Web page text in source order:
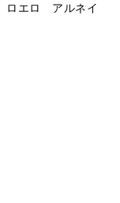
ロエロ アルネイ